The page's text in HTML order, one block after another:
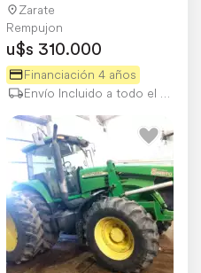
Zarate
Rempujon
u$s 310.000
Financiación 4 años
Envío Incluido a todo el país